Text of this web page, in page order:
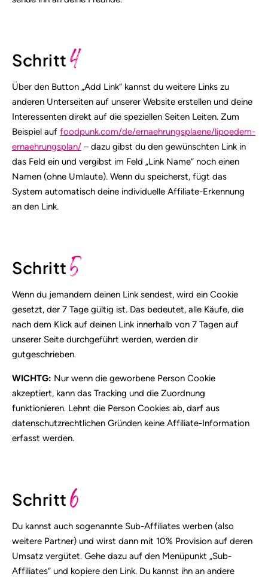
Schritt 4
Über den Button „Add Link“ kannst du weitere Links zu
anderen Unterseiten auf unserer Website erstellen und deine
Interessenten direkt auf die speziellen Seiten Leiten. Zum
Beispiel auf foodpunk.com/de/ernaehrungsplaene/lipoedem-
ernaehrungsplan/ – dazu gibst du den gewünschten Link in
das Feld ein und vergibst im Feld „Link Name“ noch einen
Namen (ohne Umlaute). Wenn du speicherst, fügt das
System automatisch deine individuelle Affiliate-Erkennung
an den Link.
Schritt 5
Wenn du jemandem deinen Link sendest, wird ein Cookie
gesetzt, der 7 Tage gültig ist. Das bedeutet, alle Käufe, die
nach dem Klick auf deinen Link innerhalb von 7 Tagen auf
unserer Seite durchgeführt werden, werden dir
gutgeschrieben.
WICHTG: Nur wenn die geworbene Person Cookie
akzeptiert, kann das Tracking und die Zuordnung
funktionieren. Lehnt die Person Cookies ab, darf aus
datenschutzrechtlichen Gründen keine Affiliate-Information
erfasst werden.
Schritt 6
Du kannst auch sogenannte Sub-Affiliates werben (also
weitere Partner) und wirst dann mit 10% Provision auf deren
Umsatz vergütet. Gehe dazu auf den Menüpunkt „Sub-
Affiliates“ und kopiere den Link. Du kannst ihn an andere